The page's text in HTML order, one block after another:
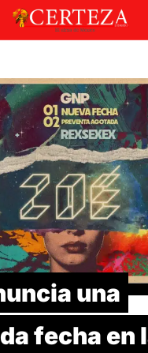
una
fecha en